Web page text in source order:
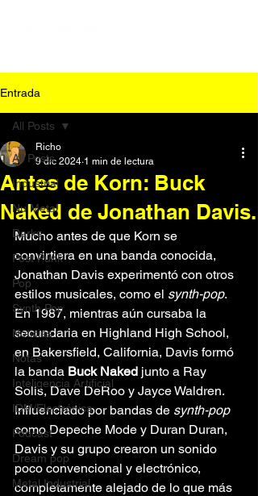
Entrada
All Posts
Industrial
Nu Metal
Darks
Post Punk
Pop
Synth Pop
Noticias
Notas
Inteligencia Artificial
IDM/Electrónica
Podcast
Dream pop
Metal Industrial
All Posts
Antes de Korn: Buck
Naked de Jonathan Davis.
Richo
9 dic 2024 1 min de lectura
Mucho antes de que Korn se
convirtiera en una banda conocida,
Jonathan Davis experimentó con otros
estilos musicales, como el synth-pop.
En 1987, mientras aún cursaba la
secundaria en Highland High School,
en Bakersfield, California, Davis formó
la banda Buck Naked junto a Ray
Solis, Dave DeRoo y Jayce Waldren.
Influenciado por bandas de synth-pop
como Depeche Mode y Duran Duran,
Davis y su grupo crearon un sonido
poco convencional y electrónico,
completamente alejado de lo que más